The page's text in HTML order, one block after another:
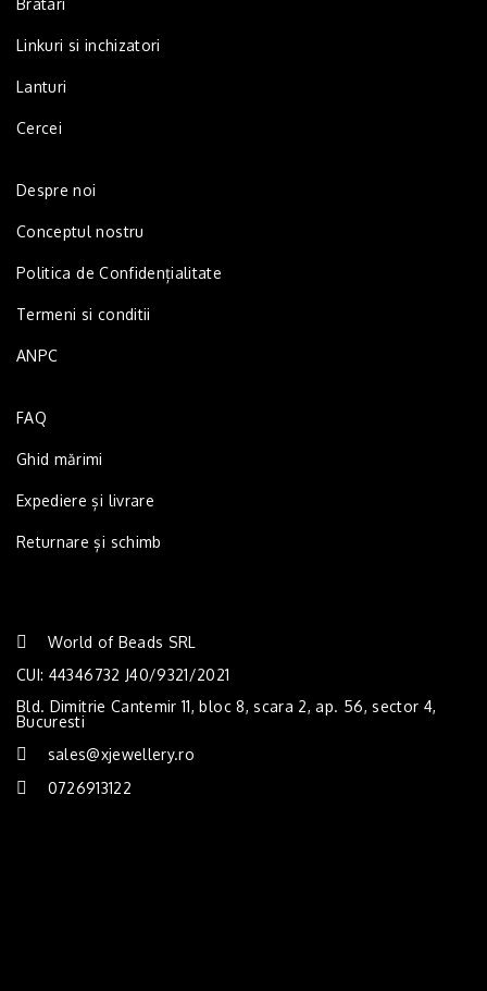
Bratari
Linkuri si inchizatori
Lanturi
Cercei
Despre noi
Conceptul nostru
Politica de Confidențialitate
Termeni si conditii
ANPC
FAQ
Ghid mărimi
Expediere și livrare
Returnare și schimb
World of Beads SRL
CUI: 44346732 J40/9321/2021
Bld. Dimitrie Cantemir 11, bloc 8, scara 2, ap. 56, sector 4,
Bucuresti
sales@xjewellery.ro
0726913122